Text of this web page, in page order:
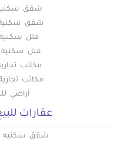
شقق سكنية
شقق سكنية
فلل سكنية
فلل سكنية
مكاتب
مكاتب
أراضي
عقارات
شقق سكنيه